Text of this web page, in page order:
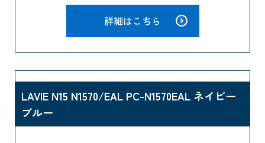
詳細はこちら
LAVIE N15 N1570/EAL PC-N1570EAL ネイビー
ブルー